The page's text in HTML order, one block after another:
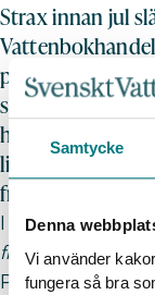
Samtycke
Denna
Vi använder
fungera så bra
Strax innan jul
praktiskt stöd
svenska
huvudsakligen
ligger på
från gällande
I december
flödesmätning
Publikationen